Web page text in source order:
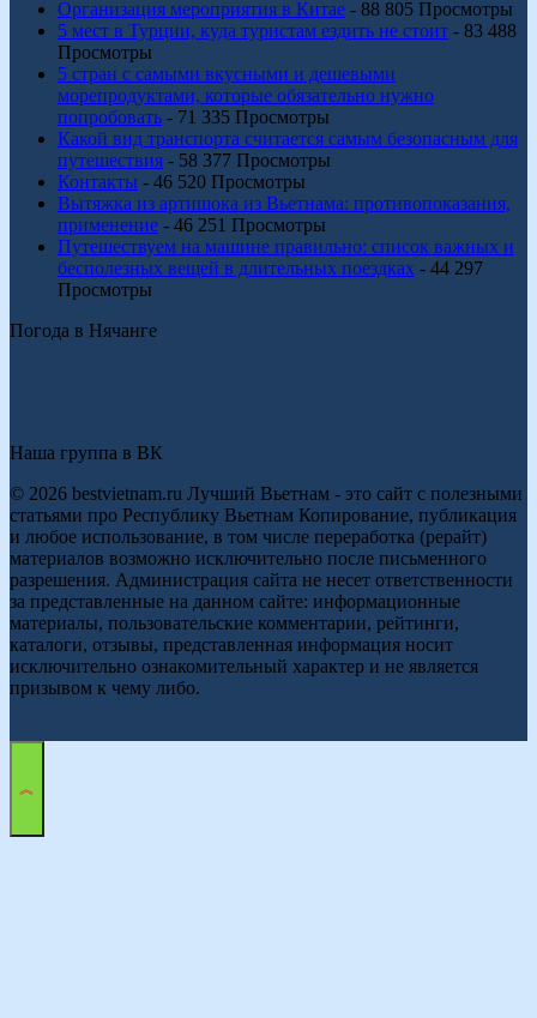
Организация мероприятия в Китае - 88 805 Просмотры
5 мест в Турции, куда туристам ездить не стоит - 83 488
Просмотры
5 стран с самыми вкусными и дешевыми
морепродуктами, которые обязательно нужно
попробовать - 71 335 Просмотры
Какой вид транспорта считается самым безопасным для
путешествия - 58 377 Просмотры
Контакты - 46 520 Просмотры
Вытяжка из артишока из Вьетнама: противопоказания,
применение - 46 251 Просмотры
Путешествуем на машине правильно: список важных и
бесполезных вещей в длительных поездках - 44 297
Просмотры
Погода в Нячанге
Наша группа в ВК
© 2026 bestvietnam.ru Лучший Вьетнам - это сайт с полезными
статьями про Республику Вьетнам Копирование, публикация
и любое использование, в том числе переработка (рерайт)
материалов возможно исключительно после письменного
разрешения. Администрация сайта не несет ответственности
за представленные на данном сайте: информационные
материалы, пользовательские комментарии, рейтинги,
каталоги, отзывы, представленная информация носит
исключительно ознакомительный характер и не является
призывом к чему либо.